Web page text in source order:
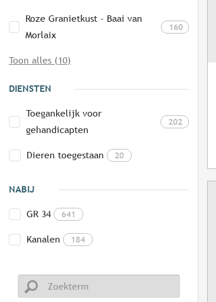
Roze Granietkust - Baai van
Morlaix
160
Toon alles (10)
DIENSTEN
Toegankelijk voor
gehandicapten
202
Dieren toegestaan 20
NABIJ
GR 34 641
Kanalen 184